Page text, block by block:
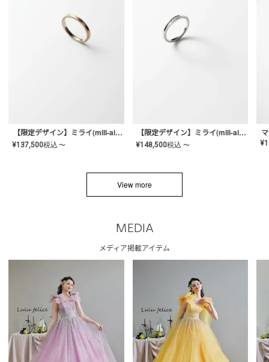
【限定デザイン】ミライ(mill-ai)リング
¥137,500税込 〜
【限定デザイン】ミライ(mill-ai)リング
¥148,500税込 〜 ¥
View more
MEDIA
メディア掲載アイテム